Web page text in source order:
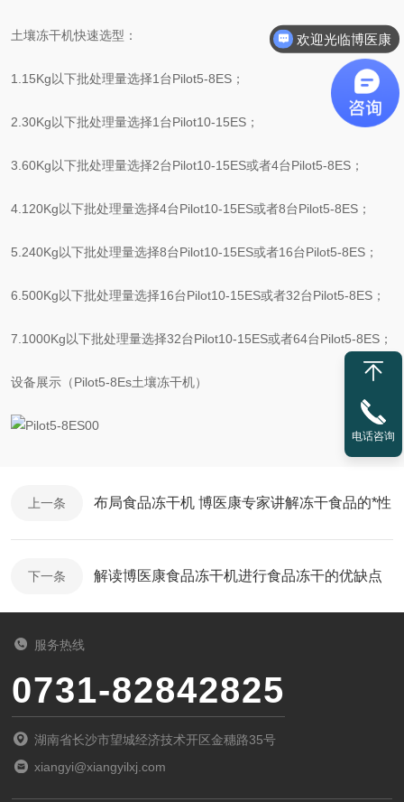
土壤冻干机快速选型：
1.15Kg以下批处理量选择1台Pilot5-8ES；
2.30Kg以下批处理量选择1台Pilot10-15ES；
3.60Kg以下批处理量选择2台Pilot10-15ES或者4台Pilot5-8ES；
4.120Kg以下批处理量选择4台Pilot10-15ES或者8台Pilot5-8ES；
5.240Kg以下批处理量选择8台Pilot10-15ES或者16台Pilot5-8ES；
6.500Kg以下批处理量选择16台Pilot10-15ES或者32台Pilot5-8ES；
7.1000Kg以下批处理量选择32台Pilot10-15ES或者64台Pilot5-8ES；
设备展示（Pilot5-8Es土壤冻干机）
上一条 布局食品冻干机 博医康专家讲解冻干食品的*性
下一条 解读博医康食品冻干机进行食品冻干的优缺点
服务热线
0731-82842825
湖南省长沙市望城经济技术开区金穗路35号
xiangyi@xiangyilxj.com
电话咨询
欢迎光临博医康